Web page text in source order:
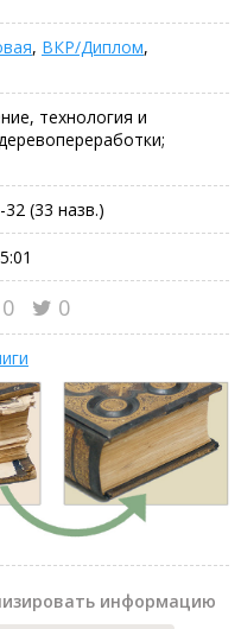
, ВКР/Диплом,
технология и
(33 назв.)
0 0
информацию